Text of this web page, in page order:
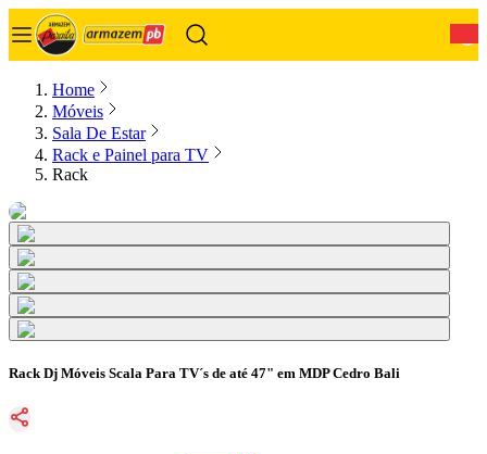
Home
Móveis
Sala De Estar
Rack e Painel para TV
Rack
Rack Dj Móveis Scala Para TV´s de até 47" em MDP Cedro Bali